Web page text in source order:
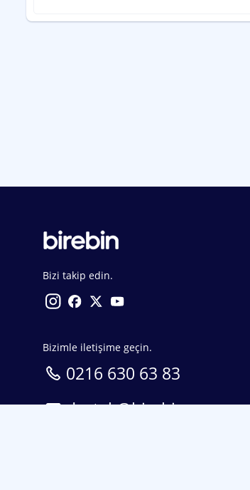
Bizi takip edin.
Bizimle iletişime geçin.
0216 630 63 83
destek@birebin.com